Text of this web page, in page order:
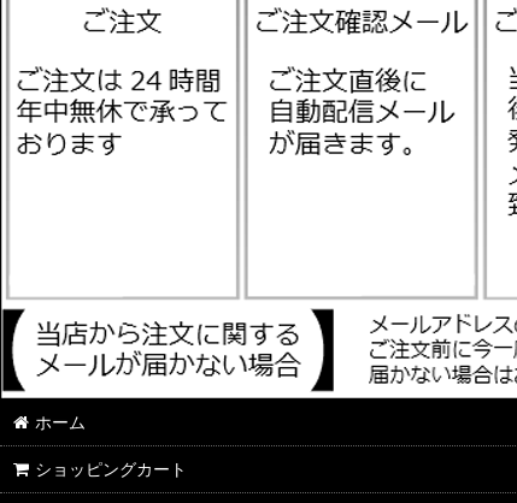
ホーム
ショッピングカート